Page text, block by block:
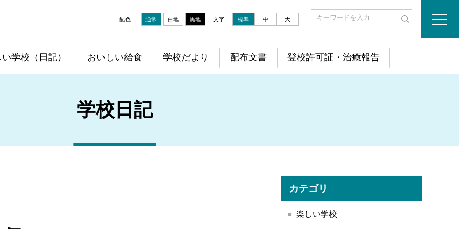
配色 通常 白地 黒地 文字 標準 中 大
学校（日記） おいしい給食 学校だより 配布文書 登校許可証・治癒報告
学校日記
カテゴリ
楽しい学校